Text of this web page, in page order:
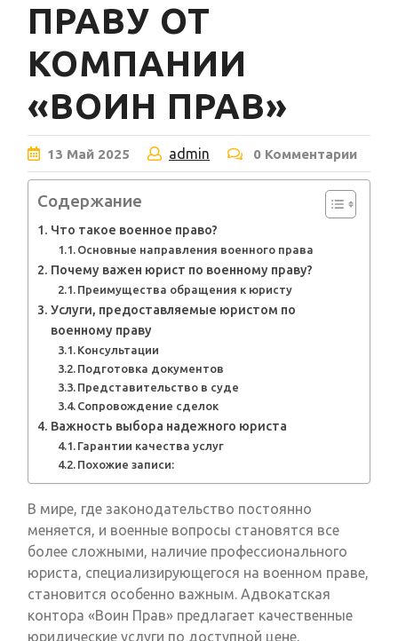
ПРАВУ ОТ
КОМПАНИИ
«ВОИН ПРАВ»
13 Май 2025 admin 0 Комментарии
Содержание
Что такое военное право?
Основные направления военного права
Почему важен юрист по военному праву?
Преимущества обращения к юристу
Услуги, предоставляемые юристом по
военному праву
Консультации
Подготовка документов
Представительство в суде
Сопровождение сделок
Важность выбора надежного юриста
Гарантии качества услуг
Похожие записи:
В мире, где законодательство постоянно
меняется, и военные вопросы становятся все
более сложными, наличие профессионального
юриста, специализирующегося на военном праве,
становится особенно важным. Адвокатская
контора «Воин Прав» предлагает качественные
юридические услуги по доступной цене,